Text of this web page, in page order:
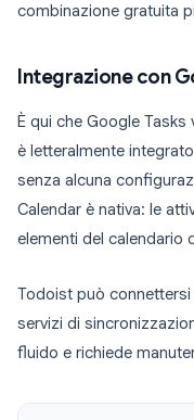
combinazione gratuita
Integrazione con
È qui che Google
è letteralmente
senza alcuna
Calendar è nativa: le
elementi del calendario
Todoist può
servizi di
fluido e richiede